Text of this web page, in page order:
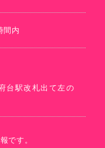
間内
台駅改札出て左の
です。